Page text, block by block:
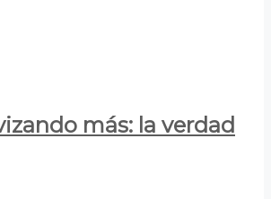
más: la verdad